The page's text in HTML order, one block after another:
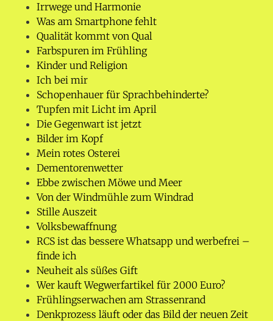
Irrwege und Harmonie
Was am Smartphone fehlt
Qualität kommt von Qual
Farbspuren im Frühling
Kinder und Religion
Ich bei mir
Schopenhauer für Sprachbehinderte?
Tupfen mit Licht im April
Die Gegenwart ist jetzt
Bilder im Kopf
Mein rotes Osterei
Dementorenwetter
Ebbe zwischen Möwe und Meer
Von der Windmühle zum Windrad
Stille Auszeit
Volksbewaffnung
RCS ist das bessere Whatsapp und werbefrei –
finde ich
Neuheit als süßes Gift
Wer kauft Wegwerfartikel für 2000 Euro?
Frühlingserwachen am Strassenrand
Denkprozess läuft oder das Bild der neuen Zeit